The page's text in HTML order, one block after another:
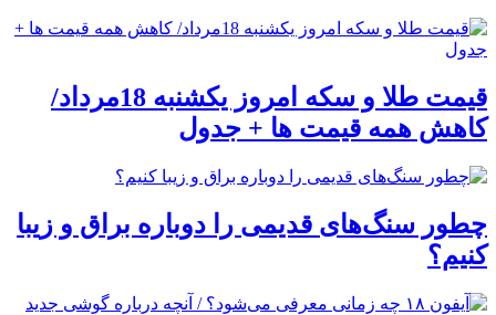
قیمت طلا و سکه امروز یکشنبه 18مرداد/
کاهش همه قیمت ها + جدول
چطور سنگ‌های قدیمی را دوباره براق و زیبا
کنیم؟